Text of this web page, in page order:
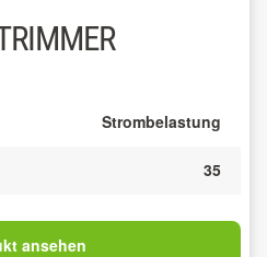
Strombelastung
35
ansehen